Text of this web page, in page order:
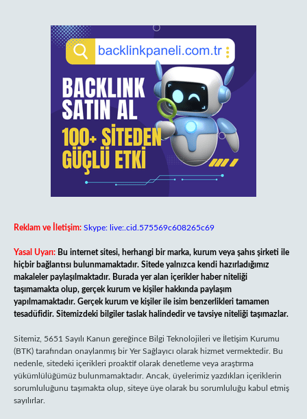
Reklam ve İletişim: Skype: live:.cid.575569c608265c69
Yasal Uyarı: Bu internet sitesi, herhangi bir marka, kurum veya şahıs şirketi ile
hiçbir bağlantısı bulunmamaktadır. Sitede yalnızca kendi hazırladığımız
makaleler paylaşılmaktadır. Burada yer alan içerikler haber niteliği
taşımamakta olup, gerçek kurum ve kişiler hakkında paylaşım
yapılmamaktadır. Gerçek kurum ve kişiler ile isim benzerlikleri tamamen
tesadüfidir. Sitemizdeki bilgiler taslak halindedir ve tavsiye niteliği taşımazlar.
Sitemiz, 5651 Sayılı Kanun gereğince Bilgi Teknolojileri ve İletişim Kurumu
(BTK) tarafından onaylanmış bir Yer Sağlayıcı olarak hizmet vermektedir. Bu
nedenle, sitedeki içerikleri proaktif olarak denetleme veya araştırma
yükümlülüğümüz bulunmamaktadır. Ancak, üyelerimiz yazdıkları içeriklerin
sorumluluğunu taşımakta olup, siteye üye olarak bu sorumluluğu kabul etmiş
sayılırlar.